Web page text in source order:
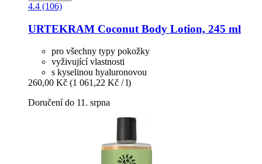
4.4 (106)
URTEKRAM Coconut Body Lotion, 245 ml
pro všechny typy pokožky
vyživující vlastnosti
s kyselinou hyaluronovou
260,00 Kč (1 061,22 Kč / l)
Doručení do 11. srpna